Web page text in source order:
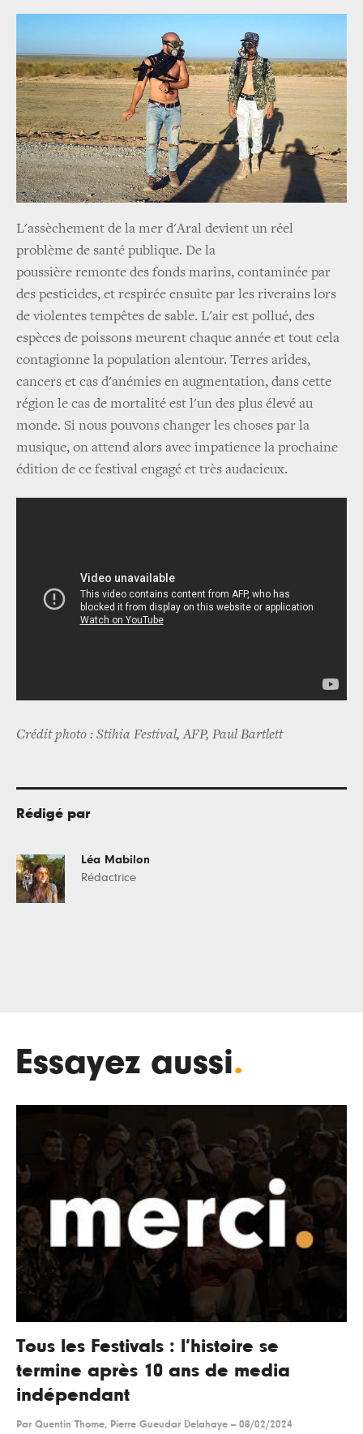
L'assèchement de la mer d'Aral devient un réel
problème de santé publique. De la
poussière remonte des fonds marins, contaminée par
des pesticides, et respirée ensuite par les riverains lors
de violentes tempêtes de sable. L'air est pollué, des
espèces de poissons meurent chaque année et tout cela
contagionne la population alentour. Terres arides,
cancers et cas d'anémies en augmentation, dans cette
région le cas de mortalité est l'un des plus élevé au
monde. Si nous pouvons changer les choses par la
musique, on attend alors avec impatience la prochaine
édition de ce festival engagé et très audacieux.
Crédit photo : Stihia Festival, AFP, Paul Bartlett
Rédigé par
Léa Mabilon
Rédactrice
Essayez aussi.
Tous les Festivals : l’histoire se
termine après 10 ans de media
indépendant
Par Quentin Thome, Pierre Gueudar Delahaye -- 08/02/2024